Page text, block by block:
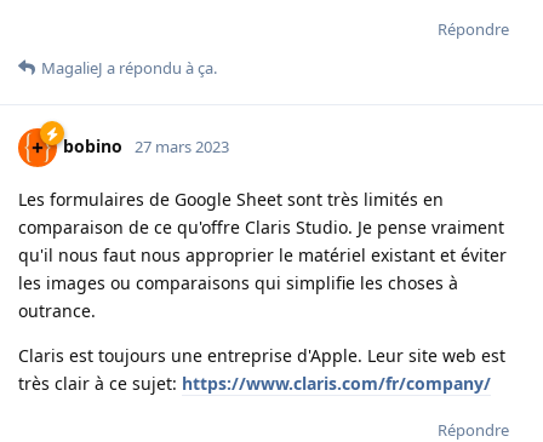
Répondre
MagalieJ a répondu à ça.
bobino 27 mars 2023
Les formulaires de Google Sheet sont très limités en
comparaison de ce qu'offre Claris Studio. Je pense vraiment
qu'il nous faut nous approprier le matériel existant et éviter
les images ou comparaisons qui simplifie les choses à
outrance.
Claris est toujours une entreprise d'Apple. Leur site web est
très clair à ce sujet: https://www.claris.com/fr/company/
Répondre